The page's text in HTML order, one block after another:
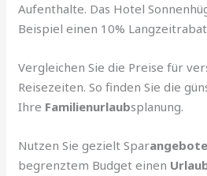
Aufenthalte. Das Hotel
Beispiel einen 10%
Vergleichen Sie die Preise für
Reisezeiten. So finden Sie die
Ihre Familienurlaubsplanung.
Nutzen Sie gezielt Sparangebote
begrenztem Budget einen